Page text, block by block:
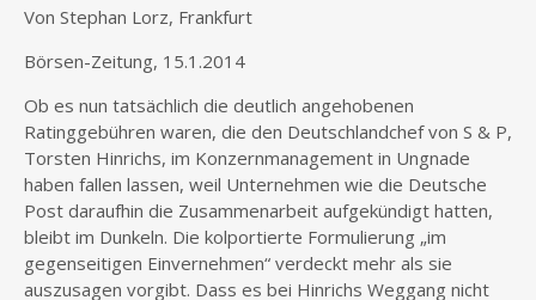
Von Stephan Lorz, Frankfurt
Börsen-Zeitung, 15.1.2014
Ob es nun tatsächlich die deutlich angehobenen
Ratinggebühren waren, die den Deutschlandchef von S & P,
Torsten Hinrichs, im Konzernmanagement in Ungnade
haben fallen lassen, weil Unternehmen wie die Deutsche
Post daraufhin die Zusammenarbeit aufgekündigt hatten,
bleibt im Dunkeln. Die kolportierte Formulierung „im
gegenseitigen Einvernehmen“ verdeckt mehr als sie
auszusagen vorgibt. Dass es bei Hinrichs Weggang nicht